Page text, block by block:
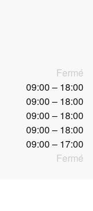
Fermé
09:00 – 18:00
09:00 – 18:00
09:00 – 18:00
09:00 – 18:00
09:00 – 17:00
Fermé